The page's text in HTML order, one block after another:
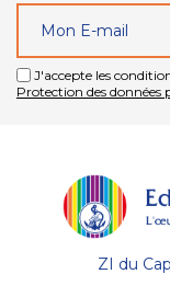
J'accepte les
Protection des données
ZI du